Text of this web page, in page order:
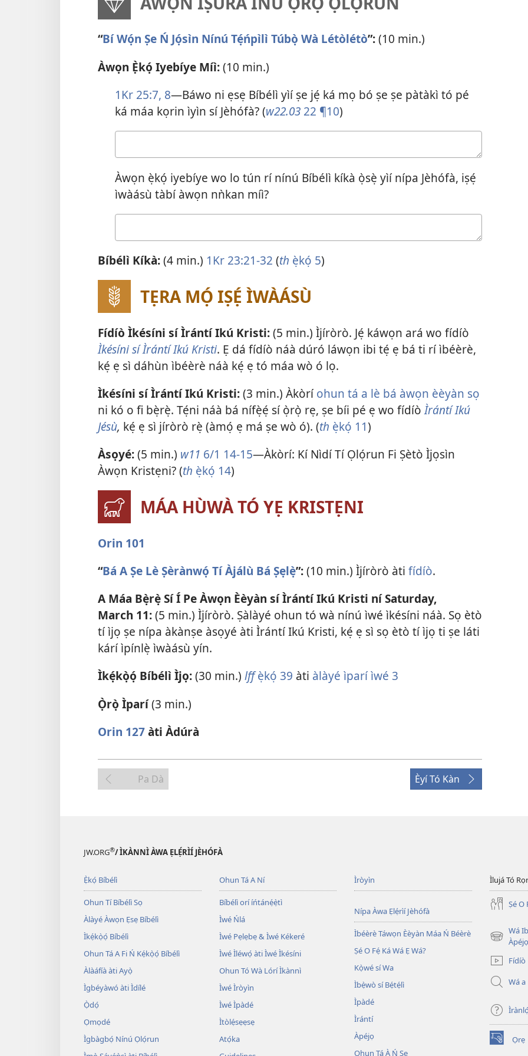
“Bí Wọ́n Ṣe Ń Jọ́sìn Nínú Tẹ́ńpìlì Túbọ̀ Wà Létòlétò”:(10 min.)
Àwọn Ẹ̀kọ́ Iyebíye Míì:(10 min.)
1Kr 25:7, 8​—Báwo ni ẹsẹ Bíbélì yìí ṣe jẹ́ ká mọ bó ṣe ṣe pàtàkì tó pé
ká máa kọrin ìyìn sí Jèhófà? (w22.0322 ¶10)
rẹ
Àwọn ẹ̀kọ́ iyebíye wo lo tún rí nínú Bíbélì kíkà ọ̀sẹ̀ yìí nípa Jèhófà, iṣẹ́
ìwàásù tàbí àwọn nǹkan míì?
rẹ
Bíbélì Kíkà:(4 min.) 1Kr 23:21-32 (th ẹ̀kọ́ 5)
TẸRA MỌ́ IṢẸ́ ÌWÀÁSÙ
Fídíò Ìkésíni sí Ìrántí Ikú Kristi:(5 min.) Ìjíròrò. Jẹ́ káwọn ará wo fídíò
Ìkésíni sí Ìrántí Ikú Kristi. Ẹ dá fídíò náà dúró láwọn ibi tẹ́ ẹ bá ti rí ìbéèrè,
kẹ́ ẹ sì dáhùn ìbéèrè náà kẹ́ ẹ tó máa wò ó lọ.
Ìkésíni sí Ìrántí Ikú Kristi:(3 min.) Àkòrí ohun tá a lè bá àwọn èèyàn sọ
ni kó o fi bẹ̀rẹ̀. Tẹ́ni náà bá nífẹ̀ẹ́ sí ọ̀rọ̀ rẹ, ṣe bíi pé ẹ wo fídíòÌrántí Ikú
Jésù, kẹ́ ẹ sì jíròrò rẹ̀ (àmọ́ ẹ má ṣe wò ó). (th ẹ̀kọ́ 11)
Àsọyé:(5 min.) w11 6/1 14-15​—Àkòrí: Kí Nìdí Tí Ọlọ́run Fi Ṣètò Ìjọsìn
Àwọn Kristẹni? (th ẹ̀kọ́ 14)
MÁA HÙWÀ TÓ YẸ KRISTẸNI
Orin 101
“Bá A Ṣe Lè Ṣèrànwọ́ Tí Àjálù Bá Ṣẹlẹ̀”:(10 min.) Ìjíròrò àti fídíò.
A Máa Bẹ̀rẹ̀ Sí Í Pe Àwọn Èèyàn sí Ìrántí Ikú Kristi ní Saturday,
March 11:(5 min.) Ìjíròrò. Ṣàlàyé ohun tó wà nínú ìwé ìkésíni náà. Sọ ètò
tí ìjọ ṣe nípa àkànṣe àsọyé àti Ìrántí Ikú Kristi, kẹ́ ẹ sì sọ ètò tí ìjọ ti ṣe láti
kárí ìpínlẹ̀ ìwàásù yín.
Ìkẹ́kọ̀ọ́ Bíbélì Ìjọ:(30 min.) lffẹ̀kọ́ 39 àti àlàyé ìparí ìwé 3
Ọ̀rọ̀ Ìparí(3 min.)
Orin 127àti Àdúrà
Pa Dà Èyí Tó Kàn
JW.ORG®/ ÌKÀNNÌ ÀWA ẸLẸ́RÌÍ JÈHÓFÀ
Ẹ̀kọ́ Bíbélì
Ohun Tí Bíbélì Sọ
Àlàyé Àwọn Ẹsẹ Bíbélì
Ìkẹ́kọ̀ọ́ Bíbélì
Ohun Tá A Fi Ń Kẹ́kọ̀ọ́ Bíbélì
Àlàáfíà àti Ayọ̀
Ìgbéyàwó àti Ìdílé
Ọ̀dọ́
Ọmọdé
Ìgbàgbọ́ Nínú Ọlọ́run
Ohun Tá A Ní
Bíbélì orí íńtánẹ́ẹ̀tì
Ìwé Ńlá
Ìwé Pẹlẹbẹ & Ìwé Kékeré
Ìwé Ìléwọ́ àti Ìwé Ìkésíni
Ohun Tó Wà Lórí Ìkànnì
Ìwé Ìròyìn
Ìwé Ìpàdé
Ìtòlẹ́sẹẹsẹ
Atọ́ka
Ìròyìn
Nípa Àwa Ẹlẹ́rìí Jèhófà
Ìbéèrè Táwọn Èèyàn Máa Ń Béèrè
Ṣé O Fẹ́ Ká Wá Ẹ Wá?
Kọ̀wé sí Wa
Ìbẹ̀wò sí Bẹ́tẹ́lì
Ìpàdé
Ìrántí
Àpéjọ
Ohun Tá À Ń Ṣe
Ìlujá Tó
Ṣé O
Wá
(opens
window)
Fídíò
Wá a
Ọrẹ
(opens